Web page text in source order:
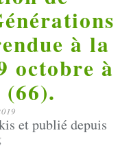
à la
octobre à
et publié depuis